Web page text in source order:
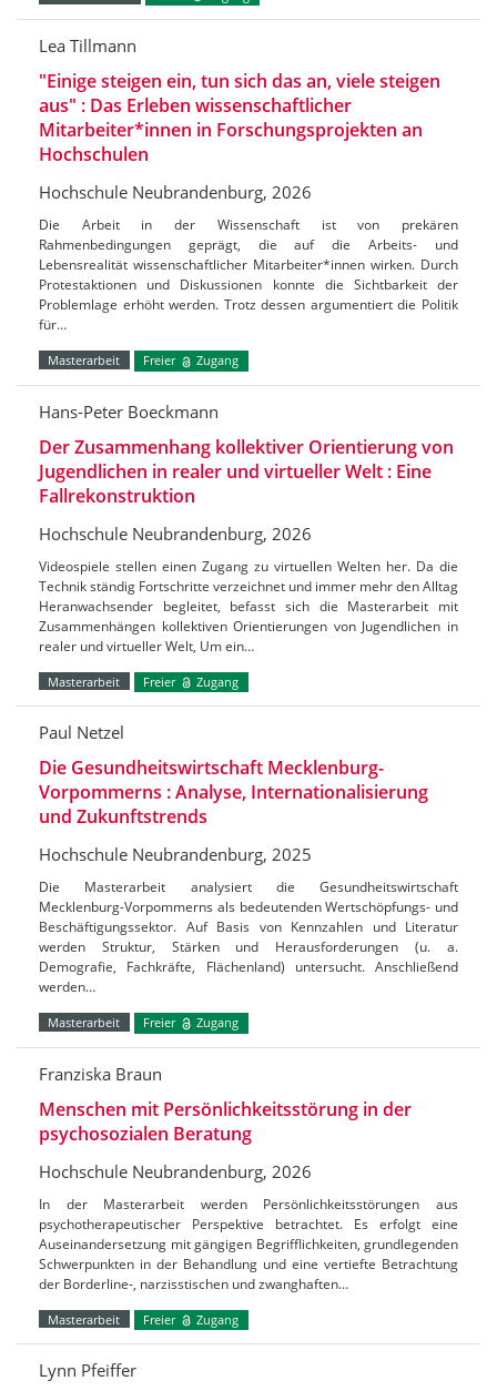
Lea Tillmann
"Einige steigen ein, tun sich das an, viele steigen
aus" : Das Erleben wissenschaftlicher
Mitarbeiter*innen in Forschungsprojekten an
Hochschulen
Hochschule Neubrandenburg, 2026
Die Arbeit in der Wissenschaft ist von prekären
Rahmenbedingungen geprägt, die auf die Arbeits- und
Lebensrealität wissenschaftlicher Mitarbeiter*innen wirken. Durch
Protestaktionen und Diskussionen konnte die Sichtbarkeit der
Problemlage erhöht werden. Trotz dessen argumentiert die Politik
für…
Masterarbeit Freier Zugang
Hans-Peter Boeckmann
Der Zusammenhang kollektiver Orientierung von
Jugendlichen in realer und virtueller Welt : Eine
Fallrekonstruktion
Hochschule Neubrandenburg, 2026
Videospiele stellen einen Zugang zu virtuellen Welten her. Da die
Technik ständig Fortschritte verzeichnet und immer mehr den Alltag
Heranwachsender begleitet, befasst sich die Masterarbeit mit
Zusammenhängen kollektiven Orientierungen von Jugendlichen in
realer und virtueller Welt, Um ein…
Masterarbeit Freier Zugang
Paul Netzel
Die Gesundheitswirtschaft Mecklenburg-
Vorpommerns : Analyse, Internationalisierung
und Zukunftstrends
Hochschule Neubrandenburg, 2025
Die Masterarbeit analysiert die Gesundheitswirtschaft
Mecklenburg-Vorpommerns als bedeutenden Wertschöpfungs- und
Beschäftigungssektor. Auf Basis von Kennzahlen und Literatur
werden Struktur, Stärken und Herausforderungen (u. a.
Demografie, Fachkräfte, Flächenland) untersucht. Anschließend
werden…
Masterarbeit Freier Zugang
Franziska Braun
Menschen mit Persönlichkeitsstörung in der
psychosozialen Beratung
Hochschule Neubrandenburg, 2026
In der Masterarbeit werden Persönlichkeitsstörungen aus
psychotherapeutischer Perspektive betrachtet. Es erfolgt eine
Auseinandersetzung mit gängigen Begrifflichkeiten, grundlegenden
Schwerpunkten in der Behandlung und eine vertiefte Betrachtung
der Borderline-, narzisstischen und zwanghaften…
Masterarbeit Freier Zugang
Lynn Pfeiffer